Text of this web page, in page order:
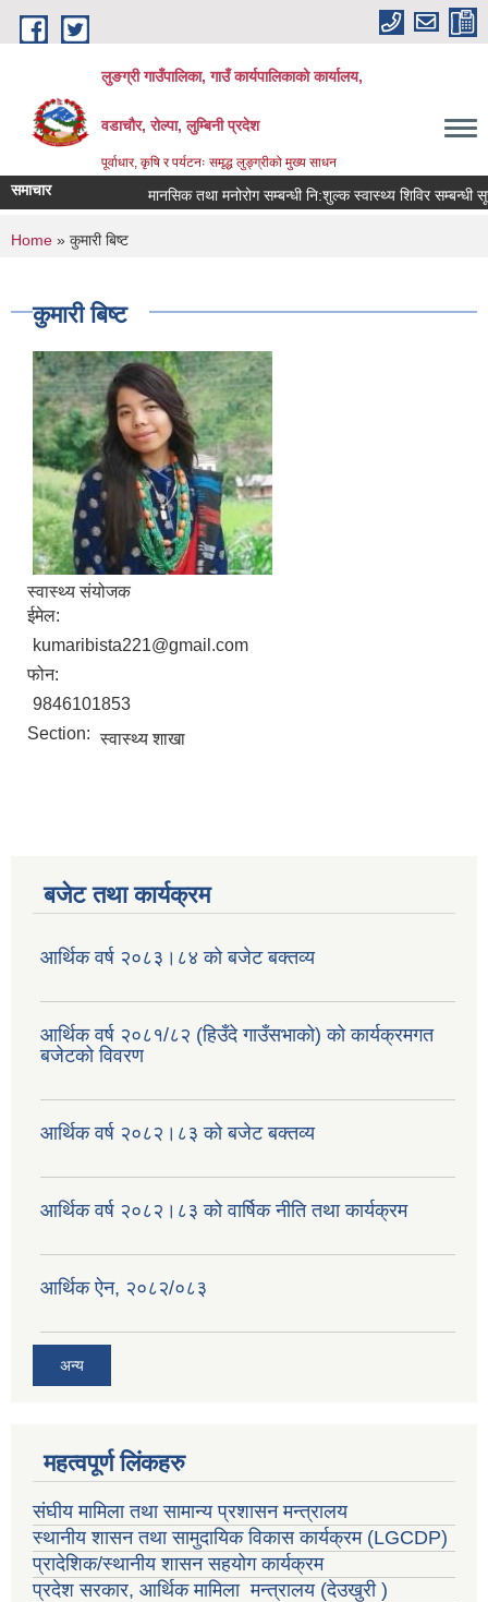
Skip to main content
लुङग्री गाउँपालिका, गाउँ कार्यपालिकाको कार्यालय,
वडाचौर, रोल्पा, लुम्बिनी प्रदेश
पूर्वाधार, कृषि र पर्यटनः समृद्ध लुङ्ग्रीको मुख्य साधन
समाचार मानसिक तथा मनोरोग सम्बन्धी नि:शुल्क स्वास्थ्य शिविर सम्बन्धी
You are here
Home » कुमारी बिष्ट
कुमारी बिष्ट
स्वास्थ्य संयोजक
ईमेल:
kumaribista221@gmail.com
फोन:
9846101853
Section: स्वास्थ्य शाखा
बजेट तथा कार्यक्रम
आर्थिक वर्ष २०८३।८४ को बजेट बक्तव्य
आर्थिक वर्ष २०८१/८२ (हिउँदे गाउँसभाको) को कार्यक्रमगत
बजेटको विवरण
आर्थिक वर्ष २०८२।८३ को बजेट बक्तव्य
आर्थिक वर्ष २०८२।८३ को वार्षिक नीति तथा कार्यक्रम
आर्थिक ऐन, २०८२/०८३
अन्य
महत्वपूर्ण लिंकहरु
संघीय मामिला तथा सामान्य प्रशासन मन्त्रालय
स्थानीय शासन तथा सामुदायिक विकास कार्यक्रम (LGCDP)
प्रादेशिक/स्थानीय शासन सहयोग कार्यक्रम
प्रदेश सरकार, आर्थिक मामिला मन्त्रालय (देउखुरी )